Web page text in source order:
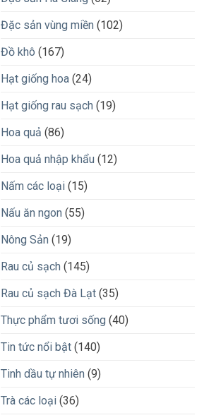
Đặc sản vùng miền (102)
Đồ khô (167)
Hạt giống hoa (24)
Hạt giống rau sạch (19)
Hoa quả (86)
Hoa quả nhập khẩu (12)
Nấm các loại (15)
Nấu ăn ngon (55)
Nông Sản (19)
Rau củ sạch (145)
Rau củ sạch Đà Lạt (35)
Thực phẩm tươi sống (40)
Tin tức nổi bật (140)
Tinh dầu tự nhiên (9)
Trà các loại (36)